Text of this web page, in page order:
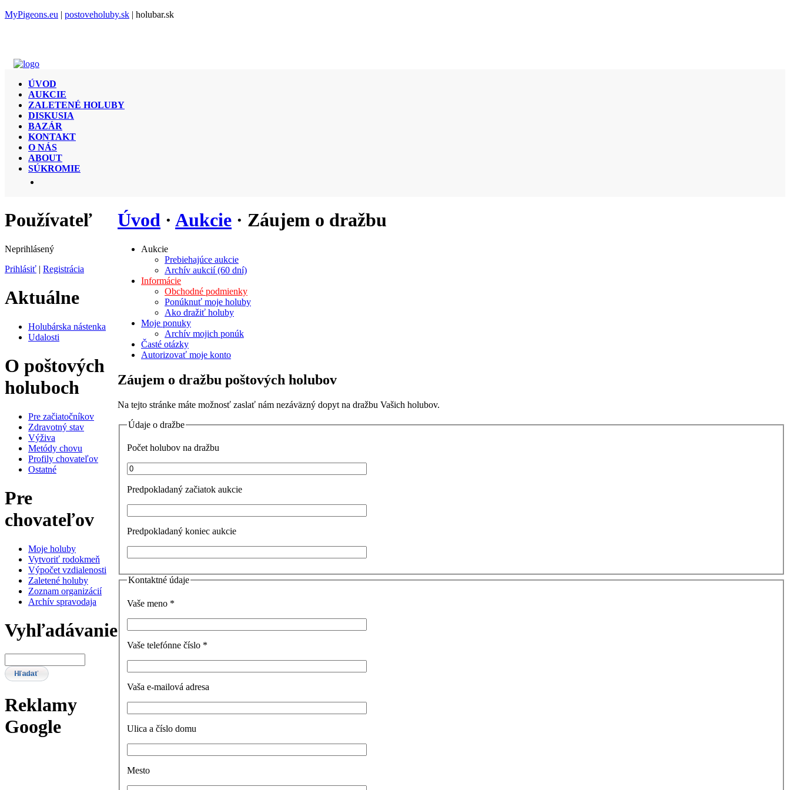
MyPigeons.eu | postoveholuby.sk | holubar.sk
ÚVOD
AUKCIE
ZALETENÉ HOLUBY
DISKUSIA
BAZÁR
KONTAKT
O NÁS
ABOUT
SÚKROMIE
Používateľ
Neprihlásený
Prihlásiť | Registrácia
Aktuálne
Holubárska nástenka
Udalosti
O poštových
holuboch
Pre začiatočníkov
Zdravotný stav
Výživa
Metódy chovu
Profily chovateľov
Ostatné
Pre
chovateľov
Moje holuby
Vytvoriť rodokmeň
Výpočet vzdialenosti
Zaletené holuby
Zoznam organizácií
Archív spravodaja
Vyhľadávanie
Reklamy
Google
Úvod · Aukcie · Záujem o dražbu
Aukcie
Prebiehajúce aukcie
Archív aukcií (60 dní)
Informácie
Obchodné podmienky
Ponúknuť moje holuby
Ako dražiť holuby
Moje ponuky
Archív mojich ponúk
Časté otázky
Autorizovať moje konto
Záujem o dražbu poštových holubov
Na tejto stránke máte možnosť zaslať nám nezáväzný dopyt na dražbu Vašich holubov.
Údaje o dražbe
Počet holubov na dražbu
Predpokladaný začiatok aukcie
Predpokladaný koniec aukcie
Kontaktné údaje
Vaše meno *
Vaše telefónne číslo *
Vaša e-mailová adresa
Ulica a číslo domu
Mesto